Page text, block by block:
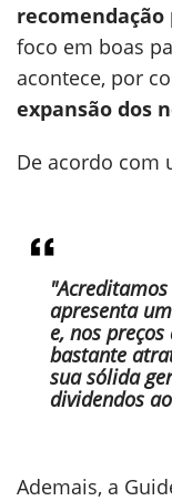
foco em boas
acontece, por
expansão dos
De acordo com
apresenta
e, nos
bastante
sua sólida
dividendos
Ademais, a